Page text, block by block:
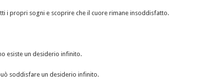
i propri sogni e scoprire che il cuore rimane insoddisfatto.
esiste un desiderio infinito.
soddisfare un desiderio infinito.